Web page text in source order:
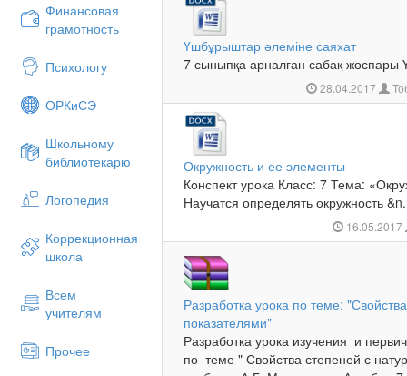
Финансовая
грамотность
Психологу
ОРКиСЭ
Школьному
библиотекарю
Логопедия
Коррекционная
школа
Всем
учителям
Прочее
Үшбұрыштар әлеміне саяхат
7 сыныпқа арналған сабақ жоспары
28.04.2017
Окружность и ее элементы
Конспект урока Класс: 7 Тема:
Научатся определять окружность
16.05.2017
Разработка урока по теме:
показателями"
Разработка урока изучения и
по теме " Свойства степеней с